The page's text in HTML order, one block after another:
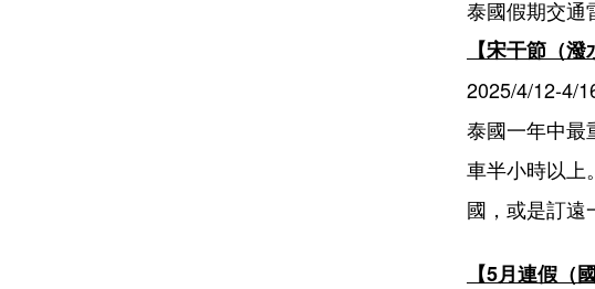
泰國假期交通
【宋干節（潑
2025/4/12-4/
泰國一年中最
車半小時以上
國，或是訂遠
【5月連假（